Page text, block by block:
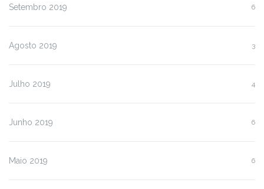
Setembro 2019 6
Agosto 2019 3
Julho 2019 4
Junho 2019 6
Maio 2019 6